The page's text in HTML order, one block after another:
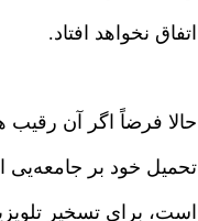
اتفاق نخواهد افتاد.
حالا فرضاً اگر آن
تحمیل خود بر
است، برای تسخیر